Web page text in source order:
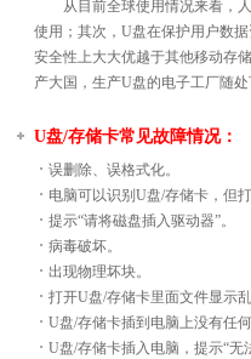
从目前全球使用情况来看，人
使用；其次，U盘在保护用户数
安全性上大大优越于其他移动存
产大国，生产U盘的电子工厂随
U盘/存储卡常见故障情况：
误删除、误格式化。
电脑可以识别U盘/存储卡，但
提示“请将磁盘插入驱动器”。
病毒破坏。
出现物理坏块。
打开U盘/存储卡里面文件显示
U盘/存储卡插到电脑上没有任
U盘/存储卡插入电脑，提示“无